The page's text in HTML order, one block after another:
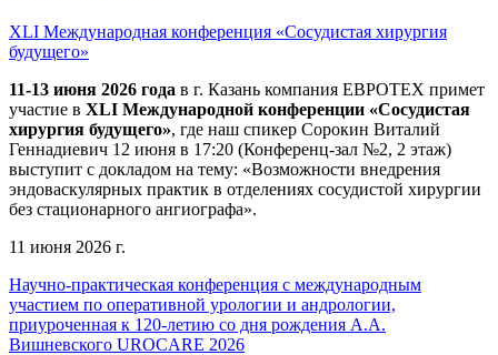
XLI Международная конференция «Сосудистая хирургия
будущего»
11-13 июня 2026 года в г. Казань компания ЕВРОТЕХ примет
участие в XLI Международной конференции «Сосудистая
хирургия будущего», где наш спикер Сорокин Виталий
Геннадиевич 12 июня в 17:20 (Конференц-зал №2, 2 этаж)
выступит с докладом на тему: «Возможности внедрения
эндоваскулярных практик в отделениях сосудистой хирургии
без стационарного ангиографа».
11 июня 2026 г.
Научно-практическая конференция с международным
участием по оперативной урологии и андрологии,
приуроченная к 120-летию со дня рождения А.А.
Вишневского UROCARE 2026